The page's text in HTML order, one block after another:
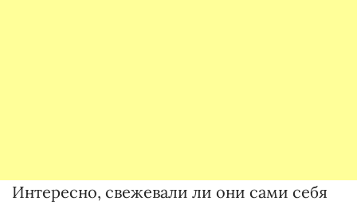
Интересно, свежевали ли они сами себя